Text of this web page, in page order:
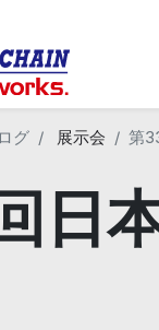
グ 展示会 第
日